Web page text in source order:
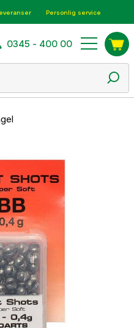
Personlig service
0345 - 400 00